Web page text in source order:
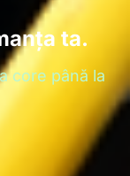
ta.
core până la